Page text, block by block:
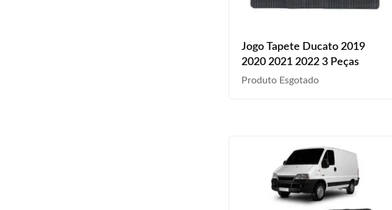
Jogo Tapete Ducato 2019
2020 2021 2022 3 Peças
Produto Esgotado